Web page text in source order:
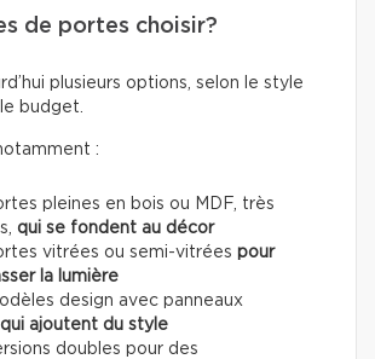
de portes choisir?
plusieurs options, selon le style
budget.
:
pleines en bois ou MDF, très
qui se fondent au décor
vitrées ou semi-vitrées pour
la lumière
design avec panneaux
qui ajoutent du style
doubles pour des